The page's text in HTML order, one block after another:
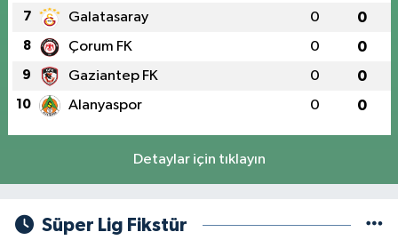
7 Galatasaray 0 0
8 Çorum FK 0 0
9 Gaziantep FK 0 0
10 Alanyaspor 0 0
Detaylar için tıklayın
Süper Lig Fikstür